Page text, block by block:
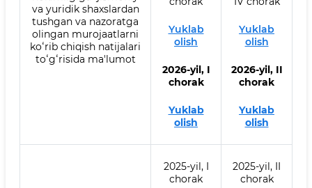
va yuridik shaxslardan
tushgan va nazoratga
olingan murojaatlarni
koʻrib chiqish natijalari
toʻgʻrisida ma'lumot
Yuklab
olish
2026-yil, I
chorak
Yuklab
olish
Yuklab
olish
2026-yil, II
chorak
Yuklab
olish
2025-yil, I
chorak
2025-yil, II
chorak